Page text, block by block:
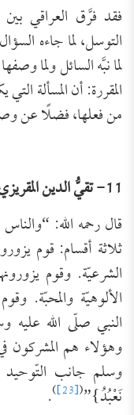
فقد فرَّق العراقي
التوسل، لما جاءه
لما نبَّه السائل ولما
المقررة: أن المسألة
من فعلها، فضلًا عن
11- تقيُّ الدين المقريزي الشافعي (845هـ):
قال رحمه الله:
ثلاثة أقسام: قوم
الشرعيّة. وقوم
الألوهيّة والمحبّة.
النبي صلّى الله
وهؤلاء هم المشركون
وسلم جانب التّوحيد
نَعْبُدُ}”(
[23]
)
.